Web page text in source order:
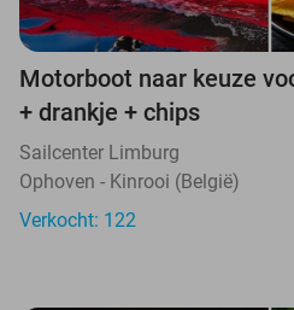
Motorboot naar keuze
+ drankje + chips
Sailcenter Limburg
Ophoven - Kinrooi (België)
Verkocht: 122